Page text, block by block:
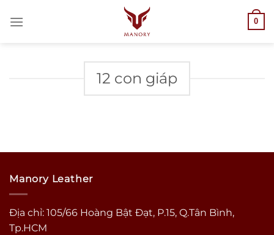
qua
0
12 con giáp
Manory Leather
Địa chỉ: 105/66 Hoàng Bật Đạt, P.15, Q.Tân Bình,
Tp.HCM